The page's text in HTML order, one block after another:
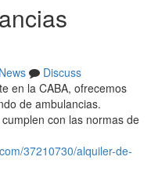
News
Discuss
en la CABA, ofrecemos
de ambulancias.
con las normas de
37210730/alquiler-de-